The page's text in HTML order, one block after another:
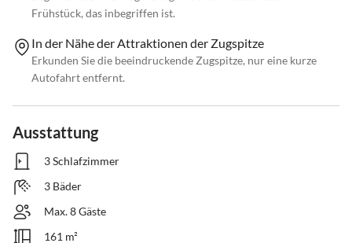
Frühstück, das inbegriffen ist.
In der Nähe der Attraktionen der Zugspitze
Erkunden Sie die beeindruckende Zugspitze, nur eine kurze
Autofahrt entfernt.
Ausstattung
3 Schlafzimmer
3 Bäder
Max. 8 Gäste
161 m²